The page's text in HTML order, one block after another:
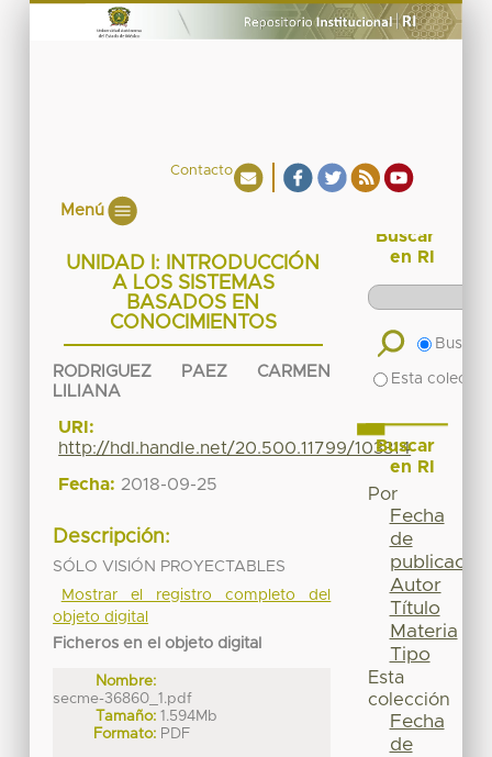
Contacto
Menú
UNIDAD I: INTRODUCCIÓN
A LOS SISTEMAS
BASADOS EN
CONOCIMIENTOS
RODRIGUEZ PAEZ CARMEN
LILIANA
URI:
http://hdl.handle.net/20.500.11799/103314
Fecha: 2018-09-25
Descripción:
SÓLO VISIÓN PROYECTABLES
Mostrar el registro completo del
objeto digital
Ficheros en el objeto digital
Nombre:
secme-36860_1.pdf
Tamaño: 1.594Mb
Formato: PDF
Buscar
en RI
Buscar
Esta
Buscar
en RI
Por
Fecha
de
publicación
Autor
Título
Materia
Tipo
Esta
colección
Fecha
de